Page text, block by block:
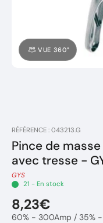
VUE 360°
RÉFÉRENCE : 043213.G
Pince de
avec tresse -
GYS
21 - En stock
8,23€
60% - 300Amp / 35%